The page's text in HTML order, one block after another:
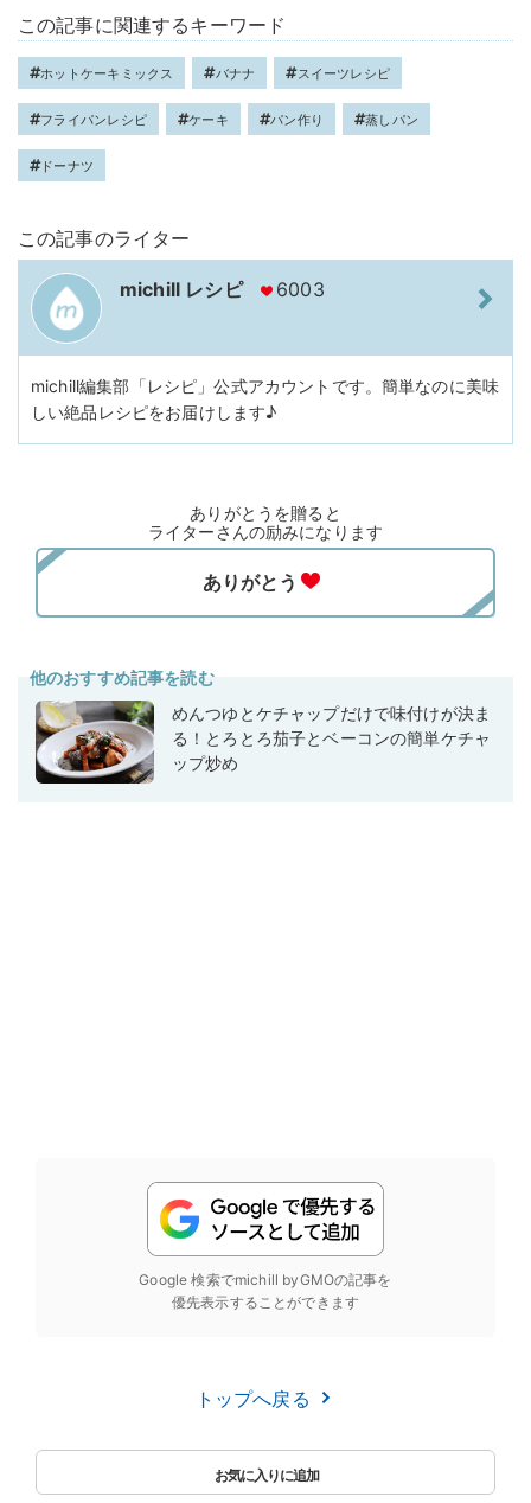
この記事に関連するキーワード
ホットケーキミックス バナナ スイーツレシピ
フライパンレシピ ケーキ パン作り 蒸しパン
ドーナツ
この記事のライター
michill レシピ 6003
michill編集部「レシピ」公式アカウントです。簡単なのに美味
しい絶品レシピをお届けします♪
ありがとうを贈ると
ライターさんの励みになります
他のおすすめ記事を読む
めんつゆとケチャップだけで味付けが決ま
る！とろとろ茄子とベーコンの簡単ケチャ
ップ炒め
Google 検索でmichill byGMOの記事を
優先表示することができます
トップへ戻る